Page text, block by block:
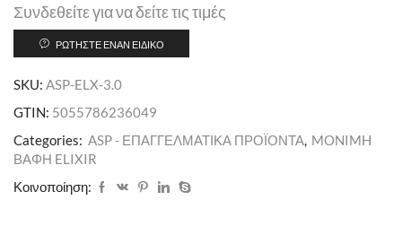
Συνδεθείτε για να δείτε τις τιμές
ΡΩΤΉΣΤΕ ΈΝΑΝ ΕΙΔΙΚΌ
SKU: ASP-ELX-3.0
GTIN: 5055786236049
Categories: ASP - ΕΠΑΓΓΕΛΜΑΤΙΚΑ ΠΡΟΪΟΝΤΑ, MONIMH
ΒΑΦΗ ELIXIR
Κοινοποίηση: